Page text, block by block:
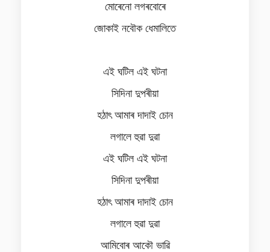
মোৰেনো লগৰবোৰে
জোকাই নবৌক ধেমালিতে
এই ঘটিল এই ঘটনা
সিদিনা দুপৰীয়া
হঠাৎ আমাৰ দাদাই চোন
লগালে হুৱা দুৱা
এই ঘটিল এই ঘটনা
সিদিনা দুপৰীয়া
হঠাৎ আমাৰ দাদাই চোন
লগালে হুৱা দুৱা
আমিবোৰ আকৌ ভাৱি